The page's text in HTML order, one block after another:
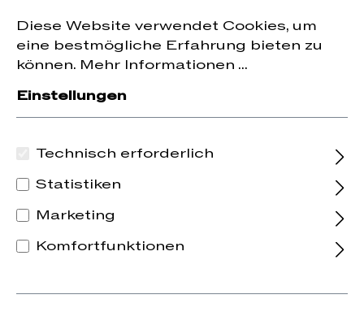
springen
auf die erste Bestellung erhalten.
Diese Website verwendet Cookies, um
eine bestmögliche Erfahrung bieten zu
können. Mehr Informationen ...
Einstellungen
Technisch erforderlich
Statistiken
Marketing
Komfortfunktionen